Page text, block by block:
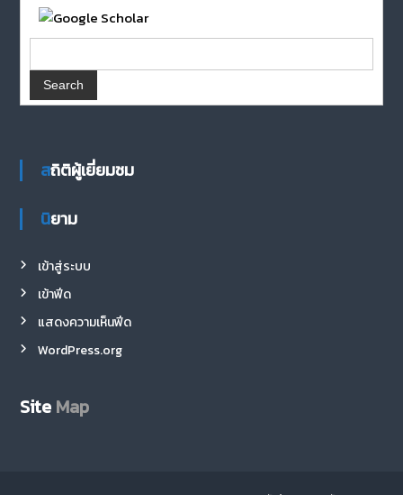
สถิติผู้เยี่ยมชม
นิยาม
เข้าสู่ระบบ
เข้าฟีด
แสดงความเห็นฟีด
WordPress.org
Site Map